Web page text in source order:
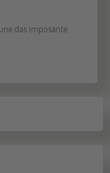
das imposante